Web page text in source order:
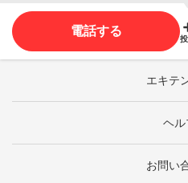
電話する
エキテ
ヘル
お問い